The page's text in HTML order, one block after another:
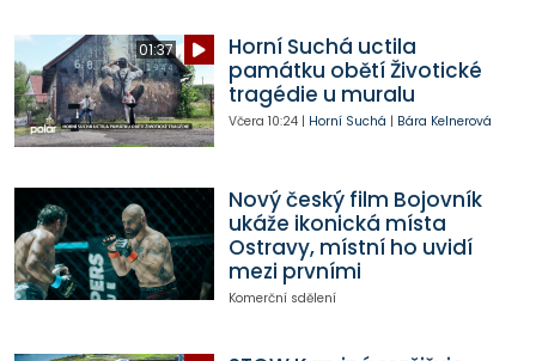
01:37
Horní Suchá uctila
památku obětí Životické
tragédie u muralu
Včera 10:24| Horní Suchá | Bára Kelnerová
Nový český film Bojovník
ukáže ikonická místa
Ostravy, místní ho uvidí
mezi prvními
Komerční sdělení